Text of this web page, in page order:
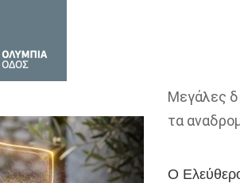
Μεγάλες
τα
Ο